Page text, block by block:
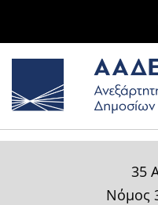
35
Νόμος